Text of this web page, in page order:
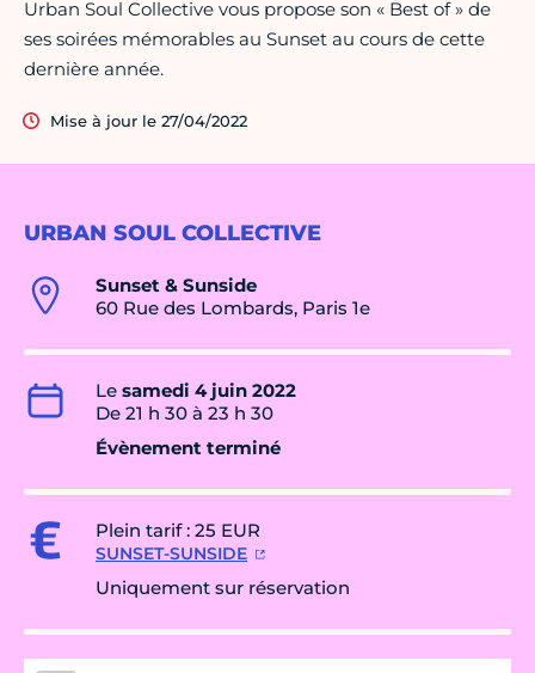
URBAN SOUL COLLECTIVE
Sunset & Sunside
60 Rue des Lombards, Paris 1e
Le samedi 4 juin 2022
De 21 h 30 à 23 h 30
Évènement terminé
Plein tarif : 25 EUR
SUNSET-SUNSIDE
Uniquement sur réservation
Urban Soul Collective vous propose son « Best of » de
ses soirées mémorables au Sunset au cours de cette
dernière année.
Mise à jour le 27/04/2022